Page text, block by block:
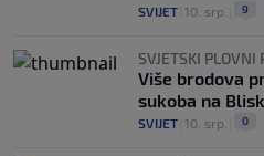
SVIJET 10. srp. 9
SVJETSKI PLOVNI
Više brodova
sukoba na
SVIJET 10. srp. 0